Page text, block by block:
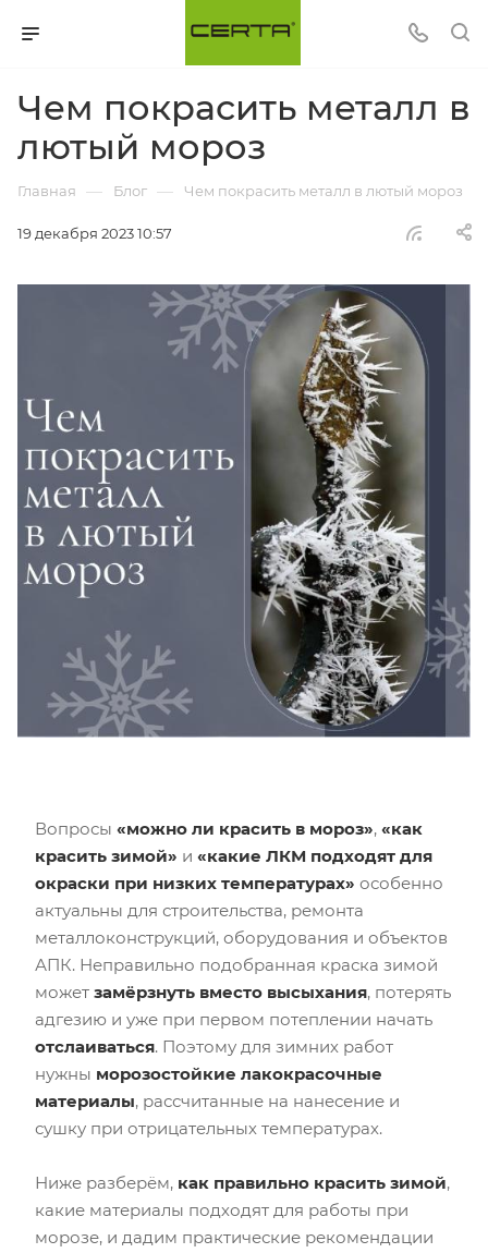
Чем покрасить металл в
лютый мороз
Главная — Блог — Чем покрасить металл в лютый мороз
19 декабря 2023 10:57
Вопросы «можно ли красить в мороз», «как
красить зимой» и «какие ЛКМ подходят для
окраски при низких температурах» особенно
актуальны для строительства, ремонта
металлоконструкций, оборудования и объектов
АПК. Неправильно подобранная краска зимой
может замёрзнуть вместо высыхания, потерять
адгезию и уже при первом потеплении начать
отслаиваться. Поэтому для зимних работ
нужны морозостойкие лакокрасочные
материалы, рассчитанные на нанесение и
сушку при отрицательных температурах.
Ниже разберём, как правильно красить зимой,
какие материалы подходят для работы при
морозе, и дадим практические рекомендации